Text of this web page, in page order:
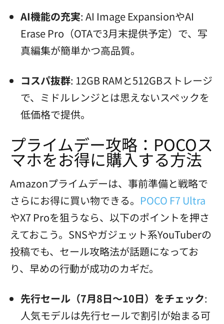
AI機能の充実: AI Image ExpansionやAI
Erase Pro（OTAで3月末提供予定）で、写
真編集が簡単かつ高品質。
コスパ抜群: 12GB RAMと512GBストレージ
で、ミドルレンジとは思えないスペックを
低価格で提供。
プライムデー攻略：POCOス
マホをお得に購入する方法
Amazonプライムデーは、事前準備と戦略で
さらにお得に買い物できる。 POCO F7 Ultra
やX7 Proを狙うなら、以下のポイントを押さ
えておこう。SNSやガジェット系YouTuberの
投稿でも、セール攻略法が話題になってお
り、早めの行動が成功のカギだ。
先行セール（7月8日～10日）をチェック:
人気モデルは先行セールで割引が始まる可